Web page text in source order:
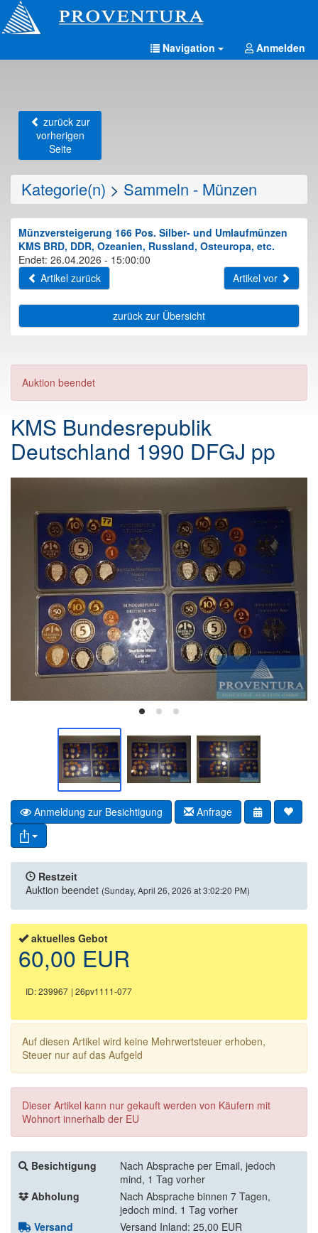
Navigation Anmelden
zurück zur
vorherigen
Seite
Kategorie(n) > Sammeln - Münzen
Münzversteigerung 166 Pos. Silber- und Umlaufmünzen
KMS BRD, DDR, Ozeanien, Russland, Osteuropa, etc.
Endet: 26.04.2026 - 15:00:00
Artikel zurück
Artikel vor
zurück zur Übersicht
Auktion beendet
KMS Bundesrepublik
Deutschland 1990 DFGJ pp
Anmeldung zur Besichtigung Anfrage
Restzeit
Auktion beendet (Sunday, April 26, 2026 at 3:02:20 PM)
aktuelles Gebot
60,00 EUR
ID: 239967 | 26pv1111-077
Auf diesen Artikel wird keine Mehrwertsteuer erhoben,
Steuer nur auf das Aufgeld
Dieser Artikel kann nur gekauft werden von Käufern mit
Wohnort innerhalb der EU
Besichtigung
Nach Absprache per Email, jedoch
mind, 1 Tag vorher
Abholung
Nach Absprache binnen 7 Tagen,
jedoch mind. 1 Tag vorher
Versand
Versand Inland: 25,00 EUR